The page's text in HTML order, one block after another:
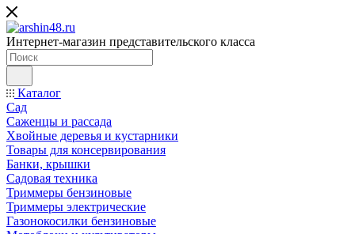
Интернет-магазин представительского класса
Каталог
Сад
Саженцы и рассада
Хвойные деревья и кустарники
Товары для консервирования
Банки, крышки
Садовая техника
Триммеры бензиновые
Триммеры электрические
Газонокосилки бензиновые